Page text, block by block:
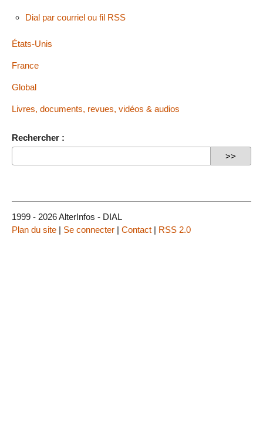
Dial par courriel ou fil RSS
États-Unis
France
Global
Livres, documents, revues, vidéos & audios
Rechercher :
1999 - 2026 AlterInfos - DIAL
Plan du site | Se connecter | Contact | RSS 2.0